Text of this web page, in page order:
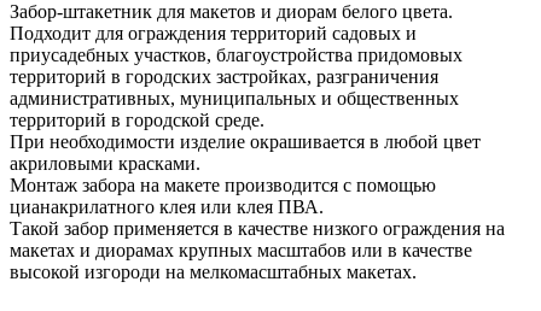
Забор-штакетник для макетов и диорам белого цвета.
Подходит для ограждения территорий садовых и
приусадебных участков, благоустройства придомовых
территорий в городских застройках, разграничения
административных, муниципальных и общественных
территорий в городской среде.
При необходимости изделие окрашивается в любой цвет
акриловыми красками.
Монтаж забора на макете производится с помощью
цианакрилатного клея или клея ПВА.
Такой забор применяется в качестве низкого ограждения на
макетах и диорамах крупных масштабов или в качестве
высокой изгороди на мелкомасштабных макетах.